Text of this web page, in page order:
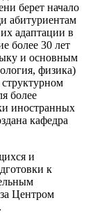
берет начало
абитуриентам
адаптации в
более 30 лет
и основным
физика)
более
иностранных
кафедра
и
к
Центром